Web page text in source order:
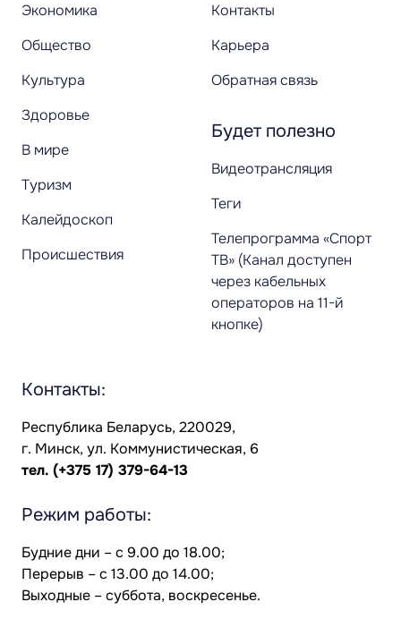
Экономика
Общество
Культура
Здоровье
В мире
Туризм
Калейдоскоп
Происшествия
Контакты
Карьера
Обратная связь
Будет полезно
Видеотрансляция
Теги
Телепрограмма «Спорт
ТВ» (Канал доступен
через кабельных
операторов на 11-й
кнопке)
Контакты:
Республика Беларусь, 220029,
г. Минск, ул. Коммунистическая, 6
тел. (+375 17) 379-64-13
Режим работы:
Будние дни – с 9.00 до 18.00;
Перерыв – с 13.00 до 14.00;
Выходные – суббота, воскресенье.